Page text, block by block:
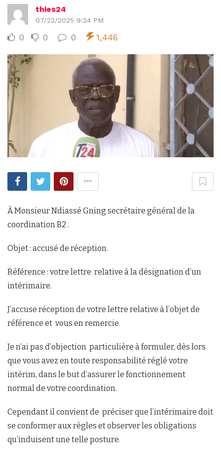
thies24
07/22/2025 9:24 PM
0 0 0 1,446
À Monsieur Ndiassé Gning secrétaire général de la
coordination B2 .
Objet : accusé de réception.
Référence : votre lettre relative à la désignation d’un
intérimaire.
J’accuse réception de votre lettre relative à l’objet de
référence et vous en remercie.
Je n’ai pas d’objection particulière à formuler, dès lors
que vous avez en toute responsabilité réglé votre
intérim, dans le but d’assurer le fonctionnement
normal de votre coordination.
Cependant il convient de préciser que l’intérimaire doit
se conformer aux règles et observer les obligations
qu’induisent une telle posture.